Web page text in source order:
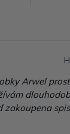
Arwel
zakoupena